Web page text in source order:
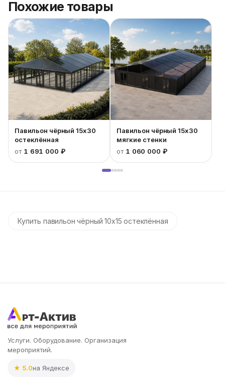
Похожие товары
Павильон чёрный 15x30
остеклённая
от 1 691 000 ₽
Павильон чёрный 15x30
мягкие стенки
от 1 060 000 ₽
Купить павильон чёрный 10x15 остеклённая
Услуги. Оборудование. Организация
мероприятий.
★ 5.0на Яндексе